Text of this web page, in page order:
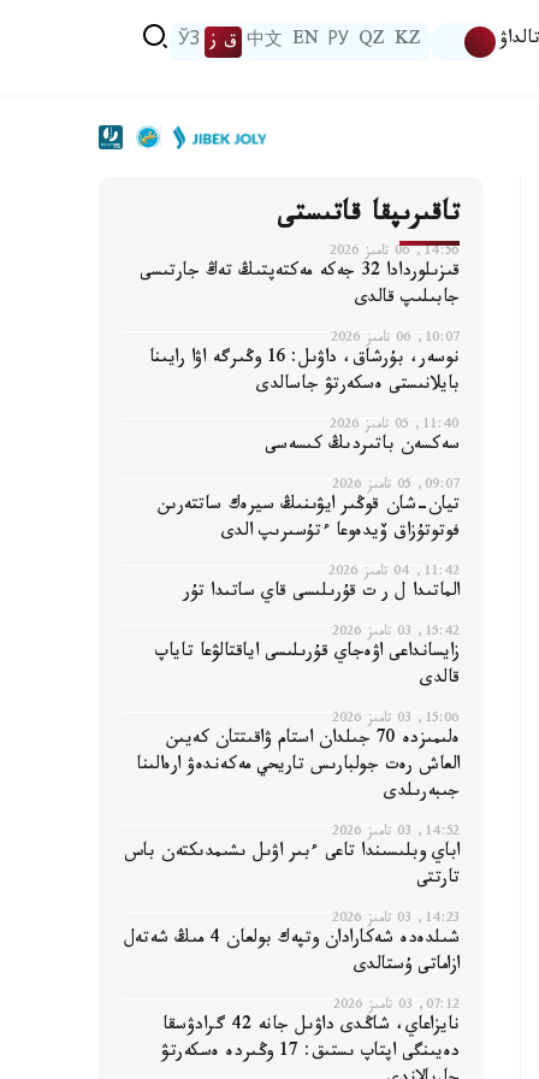
تالداۋ KZ
QZ
РУ
EN
中文 ق ز ЎЗ
تاقىرىپقا قاتىستى
14:56, 06 تامىز 2026
قىزىلوردادا 32 جەكە مەكتەپتىڭ تەڭ جارتىسى
جابىلىپ قالدى
10:07, 06 تامىز 2026
نوسەر، بۇرشاق، داۋىل: 16 وڭىرگە اۋا رايىنا
بايلانىستى ەسكەرتۋ جاسالدى
11:40, 05 تامىز 2026
سەكسەن باتىردىڭ كىسەسى
09:07, 05 تامىز 2026
تيان-شان قوڭىر ايۋىنىڭ سيرەك ساتتەرىن
فوتوتۇزاق ۆيدەوعا ءتۇسىرىپ الدى
11:42, 04 تامىز 2026
الماتىدا ل ر ت قۇرىلىسى قاي ساتىدا تۇر
15:42, 03 تامىز 2026
زايسانداعى اۋەجاي قۇرىلىسى اياقتالۋعا تاياپ
قالدى
15:06, 03 تامىز 2026
ەلىمىزدە 70 جىلدان استام ۋاقىتتان كەيىن
العاش رەت جولبارىس تاريحي مەكەندەۋ ارەالىنا
جىبەرىلدى
14:52, 03 تامىز 2026
اباي وبلىسىندا تاعى ءبىر اۋىل ىشىمدىكتەن باس
تارتتى
14:23, 03 تامىز 2026
شىلدەدە شەكارادان وتپەك بولعان 4 مىڭ شەتەل
ازاماتى ۇستالدى
07:12, 03 تامىز 2026
نايزاعاي، شاڭدى داۋىل جانە 42 گرادۋسقا
دەيىنگى اپتاپ ىستىق: 17 وڭىردە ەسكەرتۋ